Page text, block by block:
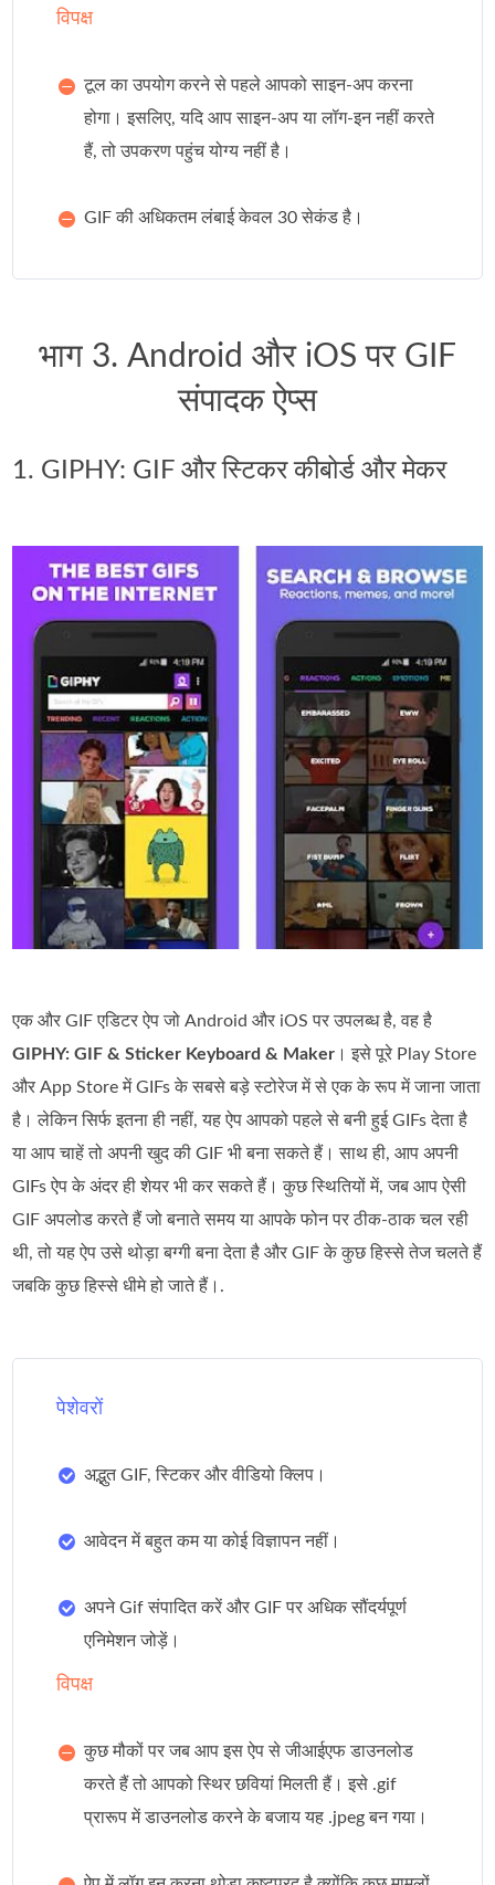
विपक्ष
टूल का उपयोग करने से पहले आपको साइन-अप करना
होगा। इसलिए, यदि आप साइन-अप या लॉग-इन नहीं करते
हैं, तो उपकरण पहुंच योग्य नहीं है।
GIF की अधिकतम लंबाई केवल 30 सेकंड है।
भाग 3. Android और iOS पर GIF
संपादक ऐप्स
1. GIPHY: GIF और स्टिकर कीबोर्ड और मेकर
एक और GIF एडिटर ऐप जो Android और iOS पर उपलब्ध है, वह है
GIPHY: GIF & Sticker Keyboard & Maker । इसे पूरे Play Store
और App Store में GIFs के सबसे बड़े स्टोरेज में से एक के रूप में जाना जाता
है। लेकिन सिर्फ इतना ही नहीं, यह ऐप आपको पहले से बनी हुई GIFs देता है
या आप चाहें तो अपनी खुद की GIF भी बना सकते हैं। साथ ही, आप अपनी
GIFs ऐप के अंदर ही शेयर भी कर सकते हैं। कुछ स्थितियों में, जब आप ऐसी
GIF अपलोड करते हैं जो बनाते समय या आपके फोन पर ठीक‑ठाक चल रही
थी, तो यह ऐप उसे थोड़ा बग्गी बना देता है और GIF के कुछ हिस्से तेज चलते हैं
जबकि कुछ हिस्से धीमे हो जाते हैं।.
पेशेवरों
अद्भुत GIF, स्टिकर और वीडियो क्लिप।
आवेदन में बहुत कम या कोई विज्ञापन नहीं।
अपने Gif संपादित करें और GIF पर अधिक सौंदर्यपूर्ण
एनिमेशन जोड़ें।
विपक्ष
कुछ मौकों पर जब आप इस ऐप से जीआईएफ डाउनलोड
करते हैं तो आपको स्थिर छवियां मिलती हैं। इसे .gif
प्रारूप में डाउनलोड करने के बजाय यह .jpeg बन गया।